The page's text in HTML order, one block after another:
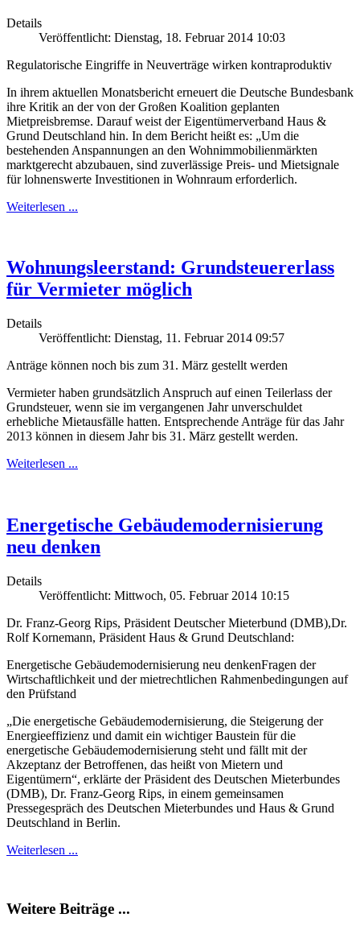
Details
Veröffentlicht: Dienstag, 18. Februar 2014 10:03
Regulatorische Eingriffe in Neuverträge wirken kontraproduktiv
In ihrem aktuellen Monatsbericht erneuert die Deutsche Bundesbank
ihre Kritik an der von der Großen Koalition geplanten
Mietpreisbremse. Darauf weist der Eigentümerverband Haus &
Grund Deutschland hin. In dem Bericht heißt es: „Um die
bestehenden Anspannungen an den Wohnimmobilienmärkten
marktgerecht abzubauen, sind zuverlässige Preis- und Mietsignale
für lohnenswerte Investitionen in Wohnraum erforderlich.
Weiterlesen ...
Wohnungsleerstand: Grundsteuererlass
für Vermieter möglich
Details
Veröffentlicht: Dienstag, 11. Februar 2014 09:57
Anträge können noch bis zum 31. März gestellt werden
Vermieter haben grundsätzlich Anspruch auf einen Teilerlass der
Grundsteuer, wenn sie im vergangenen Jahr unverschuldet
erhebliche Mietausfälle hatten. Entsprechende Anträge für das Jahr
2013 können in diesem Jahr bis 31. März gestellt werden.
Weiterlesen ...
Energetische Gebäudemodernisierung
neu denken
Details
Veröffentlicht: Mittwoch, 05. Februar 2014 10:15
Dr. Franz-Georg Rips, Präsident Deutscher Mieterbund (DMB),Dr.
Rolf Kornemann, Präsident Haus & Grund Deutschland:
Energetische Gebäudemodernisierung neu denkenFragen der
Wirtschaftlichkeit und der mietrechtlichen Rahmenbedingungen auf
den Prüfstand
„Die energetische Gebäudemodernisierung, die Steigerung der
Energieeffizienz und damit ein wichtiger Baustein für die
energetische Gebäudemodernisierung steht und fällt mit der
Akzeptanz der Betroffenen, das heißt von Mietern und
Eigentümern“, erklärte der Präsident des Deutschen Mieterbundes
(DMB), Dr. Franz-Georg Rips, in einem gemeinsamen
Pressegespräch des Deutschen Mieterbundes und Haus & Grund
Deutschland in Berlin.
Weiterlesen ...
Weitere Beiträge ...